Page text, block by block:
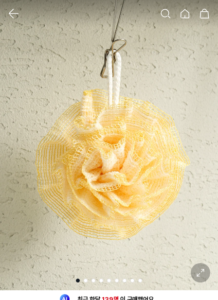
홈 장바구니
클릭 시 이미지 확대 보기 팝업 열림
1 2 3 4 5 6 7 8 9
확대 보기